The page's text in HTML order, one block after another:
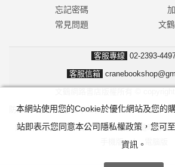
忘記密碼
常見問題
文
客服專線 02-2393-
客服信箱
防詐騙！我們不會要求並指示您至ATM操作。
無法解除分期付款或訂單錯誤問題。隨時可撥
手機版 |
本網站使用您的Cookie於優化網站及您的
站即表示您同意本公司隱私權政策，您可
資訊。